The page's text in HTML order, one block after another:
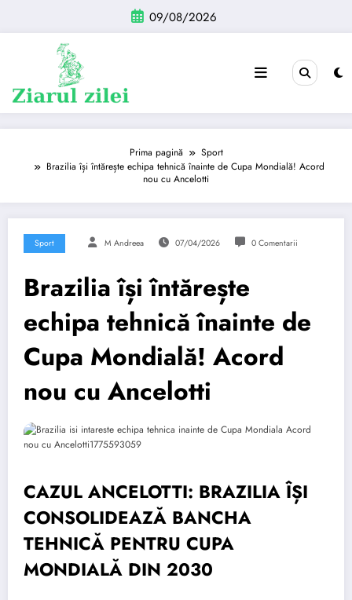
conținut
09/08/2026
Prima pagină
Sport
Brazilia își întărește echipa tehnică înainte de Cupa Mondială! Acord
nou cu Ancelotti
Sport M Andreea 07/04/2026 0 Comentarii
Brazilia își întărește
echipa tehnică înainte de
Cupa Mondială! Acord
nou cu Ancelotti
CAZUL ANCELOTTI: BRAZILIA ÎȘI
CONSOLIDEAZĂ BANCHA
TEHNICĂ PENTRU CUPA
MONDIALĂ DIN 2030